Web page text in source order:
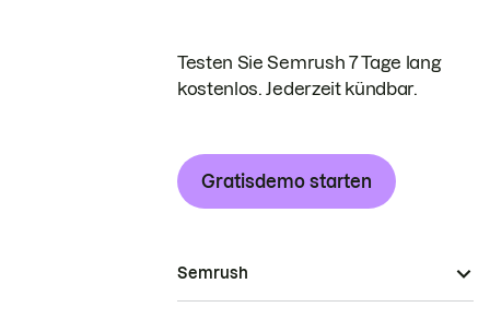
Testen Sie Semrush 7 Tage lang
kostenlos. Jederzeit kündbar.
Gratisdemo starten
Semrush